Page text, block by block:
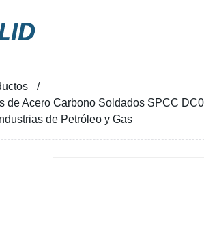
de Acero Carbono Soldados SPCC
de Petróleo y Gas